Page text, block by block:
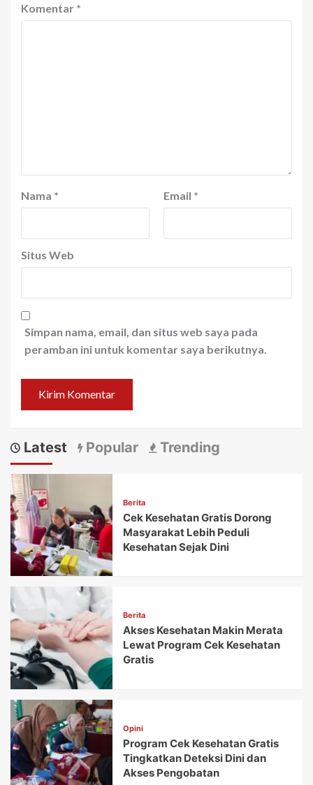
Komentar *
Nama * Email *
Situs Web
Simpan nama, email, dan situs web saya pada
peramban ini untuk komentar saya berikutnya.
Latest Popular Trending
Berita
Cek Kesehatan Gratis Dorong
Masyarakat Lebih Peduli
Kesehatan Sejak Dini
Berita
Akses Kesehatan Makin Merata
Lewat Program Cek Kesehatan
Gratis
Opini
Program Cek Kesehatan Gratis
Tingkatkan Deteksi Dini dan
Akses Pengobatan